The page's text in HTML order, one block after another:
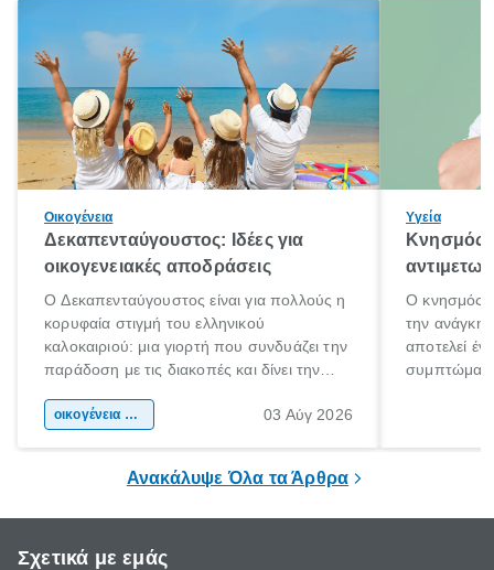
Οικογένεια
Δεκαπενταύγουστος: Ιδέες για
οικογενειακές αποδράσεις
Ο Δεκαπενταύγουστος είναι για πολλούς η
κορυφαία στιγμή του ελληνικού
καλοκαιριού: μια γιορτή που συνδυάζει την
παράδοση με τις διακοπές και δίνει την
χώρας. Είτε πρόκειται για λίγες μέρες
οικογένεια & παιδί 03 Αύγ 2026
Υγεία
Κνησμός:
Ο κνησμός
την ανάγκη
αποτελεί
Ανακάλυψε Όλα τα Άρθρα
Σχετικά με εμάς